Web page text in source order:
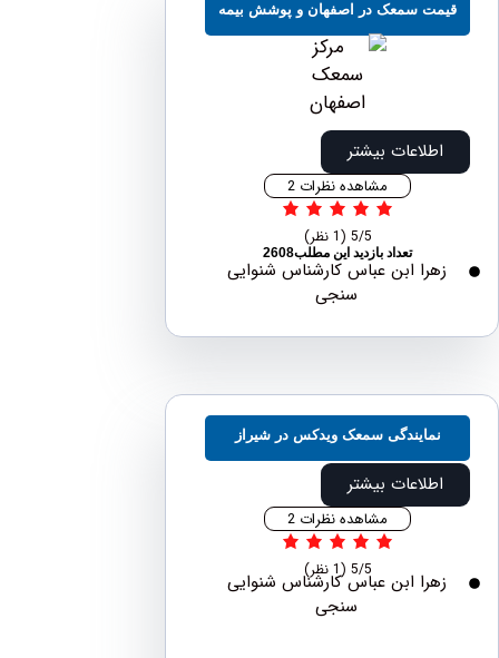
سمعک در اصفهان و پوشش بیمه
اطلاعات بیشتر
مشاهده نظرات 2
تعداد بازدید این مطلب2608
ابن عباس کارشناس شنوایی
نمایندگی سمعک ویدکس در شیراز
اطلاعات بیشتر
مشاهده نظرات 2
ابن عباس کارشناس شنوایی